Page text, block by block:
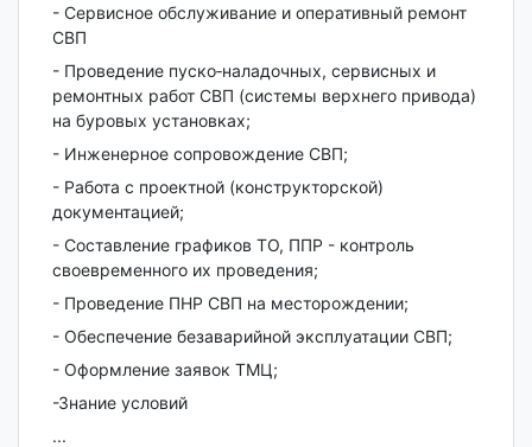
- Сервисное обслуживание и оперативный ремонт
СВП
- Проведение пуско‐наладочных, сервисных и
ремонтных работ СВП (системы верхнего привода)
на буровых установках;
- Инженерное сопровождение СВП;
- Работа с проектной (конструкторской)
документацией;
- Составление графиков ТО, ППР - контроль
своевременного их проведения;
- Проведение ПНР СВП на месторождении;
- Обеспечение безаварийной эксплуатации СВП;
- Оформление заявок ТМЦ;
-Знание условий
...